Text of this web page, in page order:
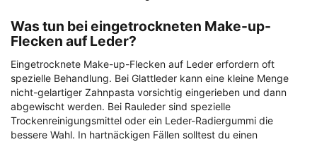
Was tun bei eingetrockneten Make-up-
Flecken auf Leder?
Eingetrocknete Make-up-Flecken auf Leder erfordern oft
spezielle Behandlung. Bei Glattleder kann eine kleine Menge
nicht-gelartiger Zahnpasta vorsichtig eingerieben und dann
abgewischt werden. Bei Rauleder sind spezielle
Trockenreinigungsmittel oder ein Leder-Radiergummi die
bessere Wahl. In hartnäckigen Fällen solltest du einen